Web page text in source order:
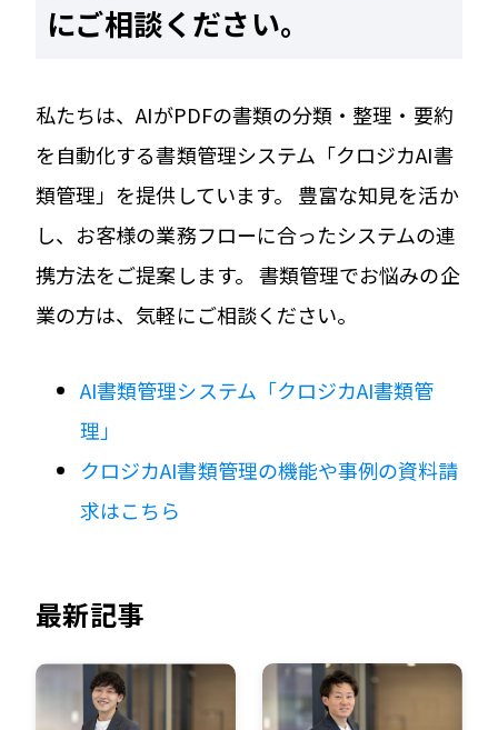
にご相談ください。
私たちは、AIがPDFの書類の分類・整理・要約
を自動化する書類管理システム「クロジカAI書
類管理」を提供しています。 豊富な知見を活か
し、お客様の業務フローに合ったシステムの連
携方法をご提案します。 書類管理でお悩みの企
業の方は、気軽にご相談ください。
AI書類管理システム「クロジカAI書類管
理」
クロジカAI書類管理の機能や事例の資料請
求はこちら
最新記事